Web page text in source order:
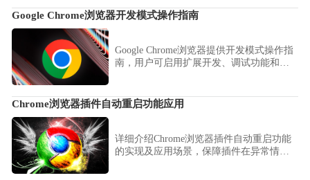
Google Chrome浏览器开发模式操作指南
Google Chrome浏览器提供开发模式操作指
南，用户可启用扩展开发、调试功能和实
Chrome浏览器插件自动重启功能应用
详细介绍Chrome浏览器插件自动重启功能
的实现及应用场景，保障插件在异常情况